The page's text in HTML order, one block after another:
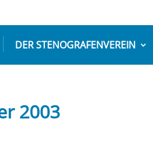
DER STENOGRAFENVEREIN
2003